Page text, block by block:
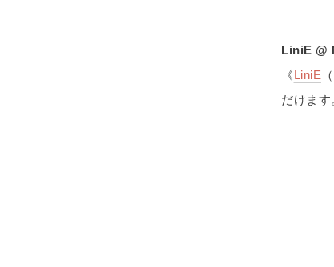
LiniE @
《 LiniE
だけます